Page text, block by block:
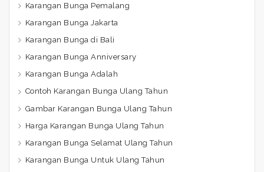
Karangan Bunga Pemalang
Karangan Bunga Jakarta
Karangan Bunga di Bali
Karangan Bunga Anniversary
Karangan Bunga Adalah
Contoh Karangan Bunga Ulang Tahun
Gambar Karangan Bunga Ulang Tahun
Harga Karangan Bunga Ulang Tahun
Karangan Bunga Selamat Ulang Tahun
Karangan Bunga Untuk Ulang Tahun